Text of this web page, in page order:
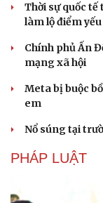
Thời sự quốc
làm lộ điểm yếu
Chính phủ Ấn
mạng xã hội
Meta bị buộc
em
Nổ súng tại
PHÁP LUẬT